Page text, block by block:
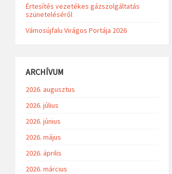
Értesítés vezetékes gázszolgáltatás
szüneteléséről
Vámosújfalu Virágos Portája 2026
ARCHÍVUM
2026. augusztus
2026. július
2026. június
2026. május
2026. április
2026. március